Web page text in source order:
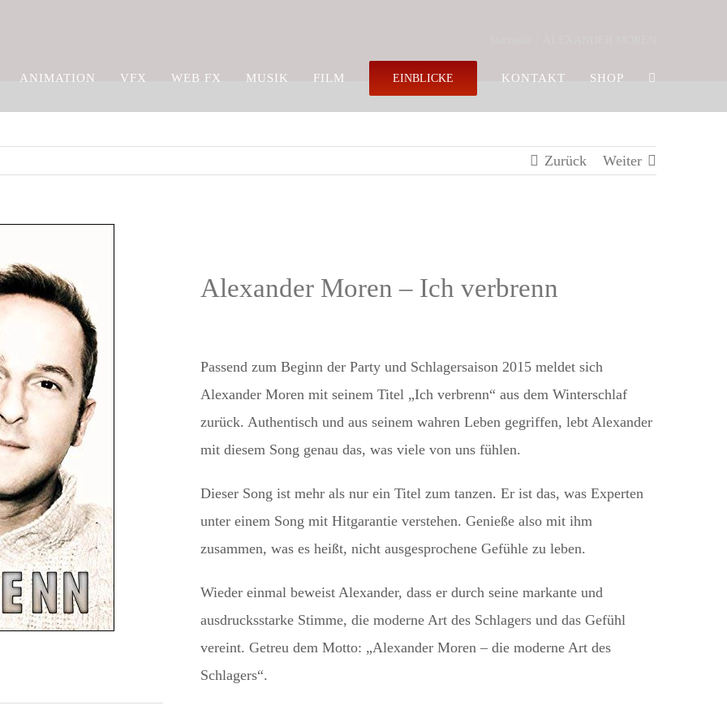
ANIMATION VFX WEB FX MUSIK FILM EINBLICKE KONTAKT SHOP
Zurück Weiter
Alexander Moren – Ich verbrenn
Passend zum Beginn der Party und Schlagersaison 2015 meldet sich
Alexander Moren mit seinem Titel „Ich verbrenn“ aus dem Winterschlaf
zurück. Authentisch und aus seinem wahren Leben gegriffen, lebt Alexander
mit diesem Song genau das, was viele von uns fühlen.
Dieser Song ist mehr als nur ein Titel zum tanzen. Er ist das, was Experten
unter einem Song mit Hitgarantie verstehen. Genieße also mit ihm
zusammen, was es heißt, nicht ausgesprochene Gefühle zu leben.
Wieder einmal beweist Alexander, dass er durch seine markante und
ausdrucksstarke Stimme, die moderne Art des Schlagers und das Gefühl
vereint. Getreu dem Motto: „Alexander Moren – die moderne Art des
Schlagers“.